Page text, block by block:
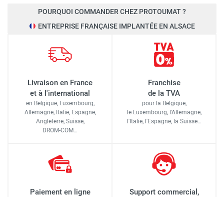
POURQUOI COMMANDER CHEZ PROTOUMAT ?
ENTREPRISE FRANÇAISE IMPLANTÉE EN ALSACE
Livraison en France
et à l'international
en Belgique, Luxembourg,
Allemagne, Italie, Espagne,
Angleterre, Suisse,
DROM-COM…
Franchise
de la TVA
pour la Belgique,
le Luxembourg, l'Allemagne,
l'Italie, l'Espagne, la Suisse…
Paiement en ligne
Support commercial,